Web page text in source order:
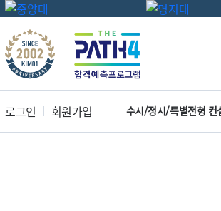
로그인 회원가입 수시/정시/특별전형 컨